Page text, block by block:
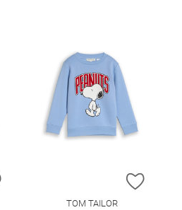
ZUR WUNSCHLISTE HINZUFÜGEN
ZUR
TOM TAILOR